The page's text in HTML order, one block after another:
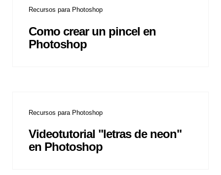
Recursos para Photoshop
Como crear un pincel en
Photoshop
Recursos para Photoshop
Videotutorial "letras de neon"
en Photoshop